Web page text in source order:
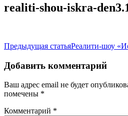
realiti-shou-iskra-
Навигация
по
записям
Предыдущая статьяРеалити-шоу
Добавить комментарий
Ваш адрес email не будет
помечены *
Комментарий *